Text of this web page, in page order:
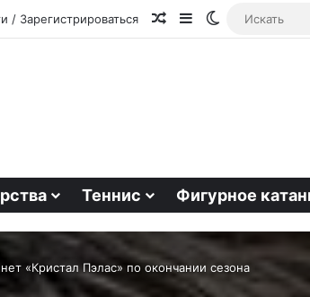
/ Зарегистрироваться Случайная статья
SidebarSwitch skin
Теннис Фигурное
«Кристал Пэлас» по окончании сезона